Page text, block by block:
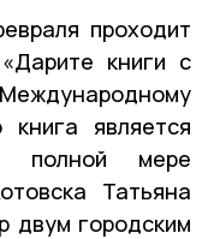
проходит
книги с
является
полной мере
Татьяна
двум городским